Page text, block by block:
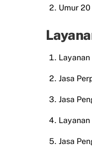
Umur
Jasa
Jasa
Jasa